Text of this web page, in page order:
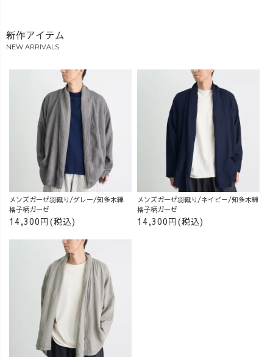
新作アイテム
NEW ARRIVALS
メンズガーゼ羽織り/グレー/知多木綿
格子柄ガーゼ
14,300円(税込)
メンズガーゼ羽織り/ネイビー/知多木綿
格子柄ガーゼ
14,300円(税込)